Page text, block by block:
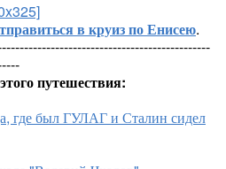
в круиз по Енисею.
путешествия:
где был ГУЛАГ и Сталин сидел